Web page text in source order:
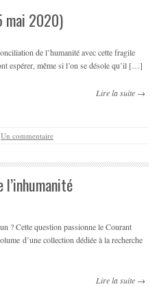
mai 2020)
de l’humanité avec cette fragile
espérer, même si l’on se désole qu’il […]
Lire la suite →
Un commentaire
l’inhumanité
? Cette question passionne le Courant
d’une collection dédiée à la recherche
Lire la suite →